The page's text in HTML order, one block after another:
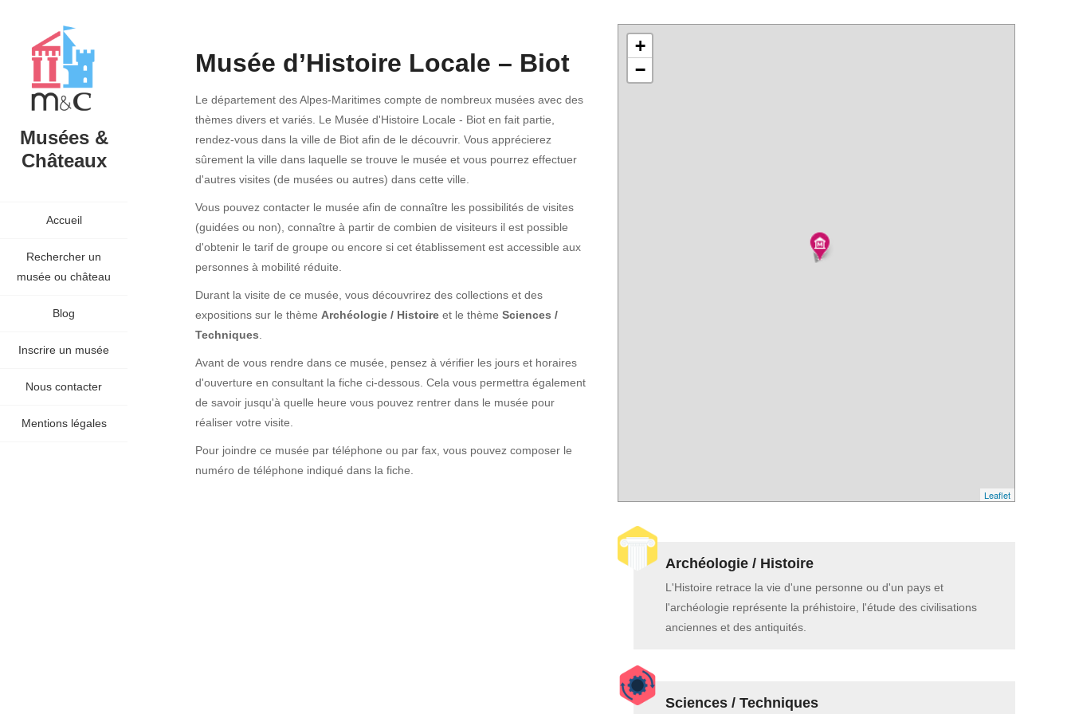
Musées &
Châteaux
Accueil
Rechercher un
musée ou château
Blog
Inscrire un musée
Nous contacter
Mentions légales
Musée d’Histoire Locale – Biot
Le département des Alpes-Maritimes compte de nombreux musées avec des
thèmes divers et variés. Le Musée d'Histoire Locale - Biot en fait partie,
rendez-vous dans la ville de Biot afin de le découvrir. Vous apprécierez
sûrement la ville dans laquelle se trouve le musée et vous pourrez effectuer
d'autres visites (de musées ou autres) dans cette ville.
Vous pouvez contacter le musée afin de connaître les possibilités de visites
(guidées ou non), connaître à partir de combien de visiteurs il est possible
d'obtenir le tarif de groupe ou encore si cet établissement est accessible aux
personnes à mobilité réduite.
Durant la visite de ce musée, vous découvrirez des collections et des
expositions sur le thème Archéologie / Histoire et le thème Sciences /
Techniques
Avant de vous rendre dans ce musée, pensez à vérifier les jours et horaires
d'ouverture en consultant la fiche ci-dessous. Cela vous permettra également
de savoir jusqu'à quelle heure vous pouvez rentrer dans le musée pour
réaliser votre visite.
Pour joindre ce musée par téléphone ou par fax, vous pouvez composer le
numéro de téléphone indiqué dans la fiche.
+
−
Leaflet
Archéologie / Histoire
L'Histoire retrace la vie d'une personne ou d'un pays et
l'archéologie représente la préhistoire, l'étude des civilisations
anciennes et des antiquités.
Sciences / Techniques